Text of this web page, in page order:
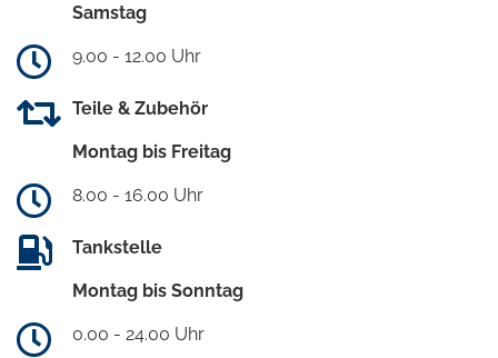
Samstag
9.00 - 12.00 Uhr
Teile & Zubehör
Montag bis Freitag
8.00 - 16.00 Uhr
Tankstelle
Montag bis Sonntag
0.00 - 24.00 Uhr